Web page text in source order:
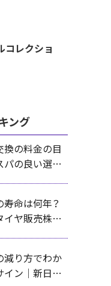
コレクショ
ング
換の料金の目
パの良い選び
命は何年？
イヤ販売株式
減り方でわか
イン｜新日本